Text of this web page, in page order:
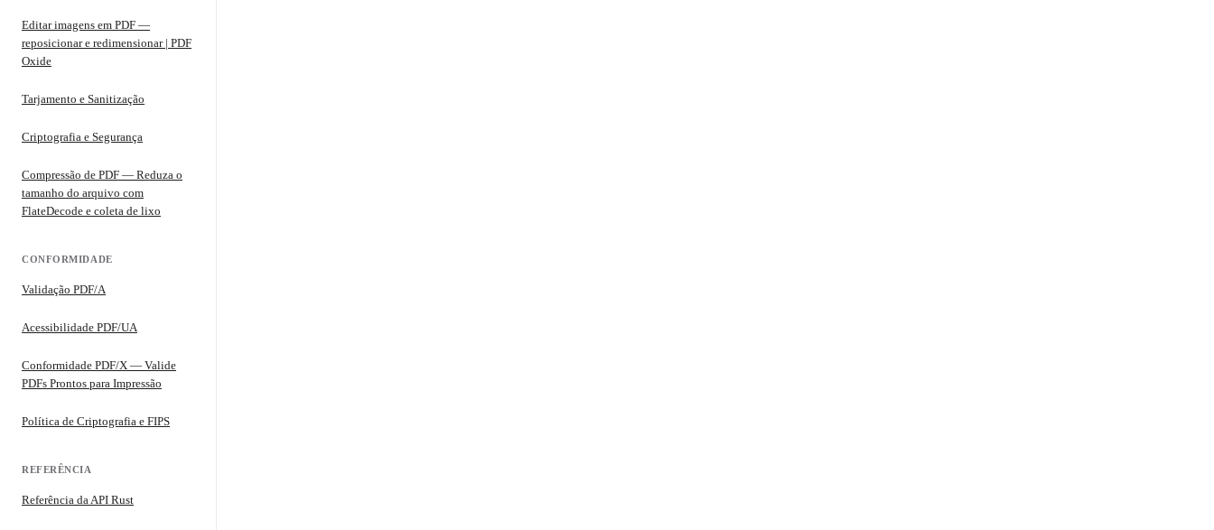
Editar imagens em PDF —
reposicionar e redimensionar | PDF
Oxide
Tarjamento e Sanitização
Criptografia e Segurança
Compressão de PDF — Reduza o
tamanho do arquivo com
FlateDecode e coleta de lixo
CONFORMIDADE
Validação PDF/A
Acessibilidade PDF/UA
Conformidade PDF/X — Valide
PDFs Prontos para Impressão
Política de Criptografia e FIPS
REFERÊNCIA
Referência da API Rust